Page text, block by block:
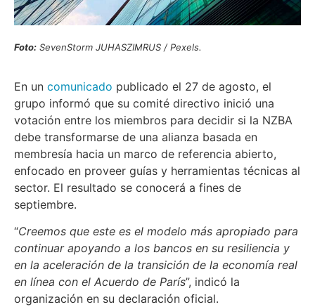
Foto: SevenStorm JUHASZIMRUS / Pexels.
En un comunicado publicado el 27 de agosto, el
grupo informó que su comité directivo inició una
votación entre los miembros para decidir si la NZBA
debe transformarse de una alianza basada en
membresía hacia un marco de referencia abierto,
enfocado en proveer guías y herramientas técnicas al
sector. El resultado se conocerá a fines de
septiembre.
“Creemos que este es el modelo más apropiado para
continuar apoyando a los bancos en su resiliencia y
en la aceleración de la transición de la economía real
en línea con el Acuerdo de París”, indicó la
organización en su declaración oficial.